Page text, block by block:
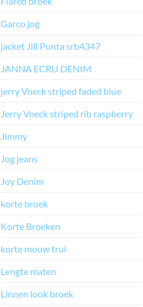
Garco jog
jacket Jill Punta srb4347
JANNA ECRU DENIM
jerry Vneck striped faded blue
Jerry Vneck striped rib raspberry
Jimmy
Jog jeans
Joy Denim
korte broek
Korte Broeken
korte mouw trui
Lengte maten
Linnen look broek